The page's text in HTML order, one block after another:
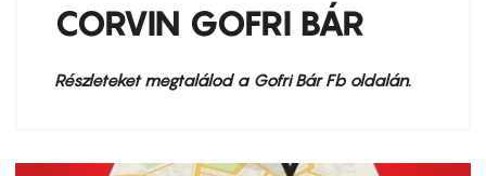
CORVIN GOFRI BÁR
Részleteket megtalálod a Gofri Bár Fb oldalán.